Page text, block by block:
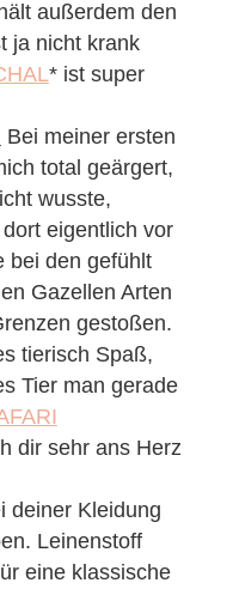
außerdem den
ja nicht krank
* ist super
Bei meiner ersten
total geärgert,
wusste,
eigentlich vor
bei den gefühlt
Gazellen Arten
gestoßen.
tierisch Spaß,
Tier man gerade
dir sehr ans Herz
deiner Kleidung
Leinenstoff
eine klassische